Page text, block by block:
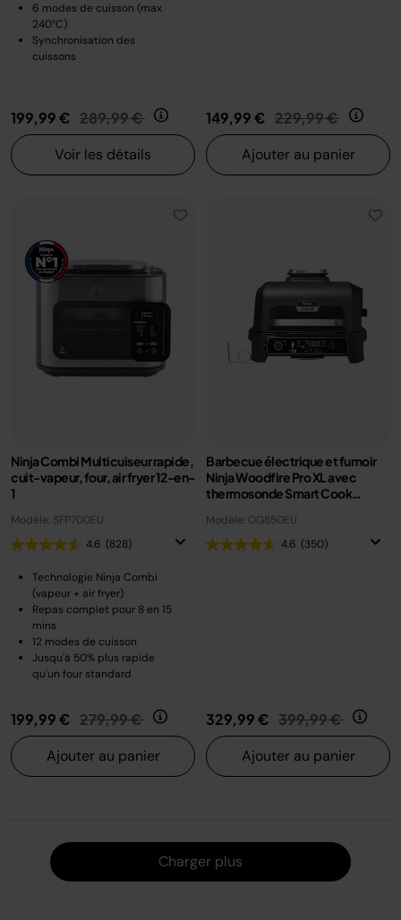
6 modes de cuisson (max
240°C)
Synchronisation des
cuissons
199,99 € Prix réduit de
289,99 € au
Voir les détails
149,99 € Prix réduit de
229,99 € au
Ajouter au panier
Ninja Combi Multicuiseur rapide,
cuit-vapeur, four, air fryer 12-en-
1
Modèle: SFP700EU
4.6 (828)
Technologie Ninja Combi
(vapeur + air fryer)
Repas complet pour 8 en 15
mins
12 modes de cuisson
Jusqu'à 50% plus rapide
qu'un four standard
199,99 € Prix réduit de
279,99 € au
Ajouter au panier
Barbecue électrique et fumoir
Ninja Woodfire Pro XL avec
thermosonde Smart Cook
Modèle: OG850EU
4.6 (350)
329,99 € Prix réduit de
399,99 € au
Ajouter au panier
Charger plus